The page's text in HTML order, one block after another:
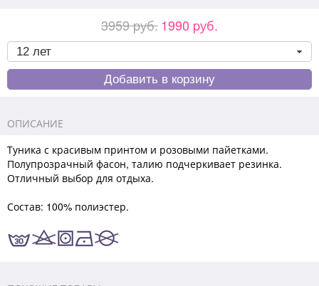
3959 pуб.1990 pуб.
ОПИСАНИЕ
Туника с красивым принтом и розовыми пайетками.
Полупрозрачный фасон, талию подчеркивает резинка.
Отличный выбор для отдыха.
Состав: 100% полиэстер.